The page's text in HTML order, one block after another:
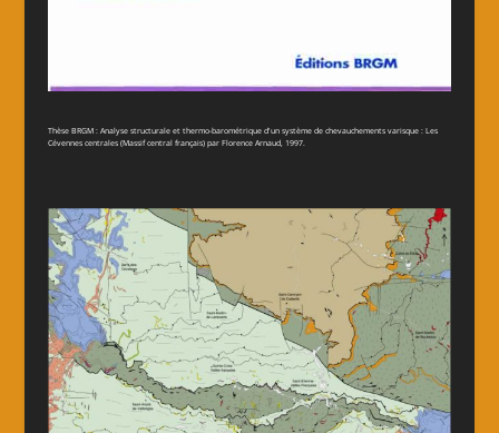
Thèse BRGM : Analyse structurale et thermo-barométrique d'un système de chevauchements varisque : Les
Cévennes centrales (Massif central français) par Florence Arnaud, 1997.